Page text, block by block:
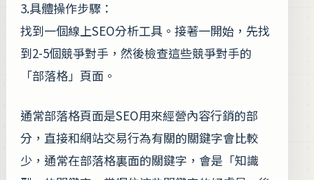
3.具體操作步驟：
找到一個線上SEO分析工具。接著一開始，先找
到2-5個競爭對手，然後檢查這些競爭對手的
「部落格」頁面。
通常部落格頁面是SEO用來經營內容行銷的部
分，直接和網站交易行為有關的關鍵字會比較
少，通常在部落格裏面的關鍵字，會是「知識